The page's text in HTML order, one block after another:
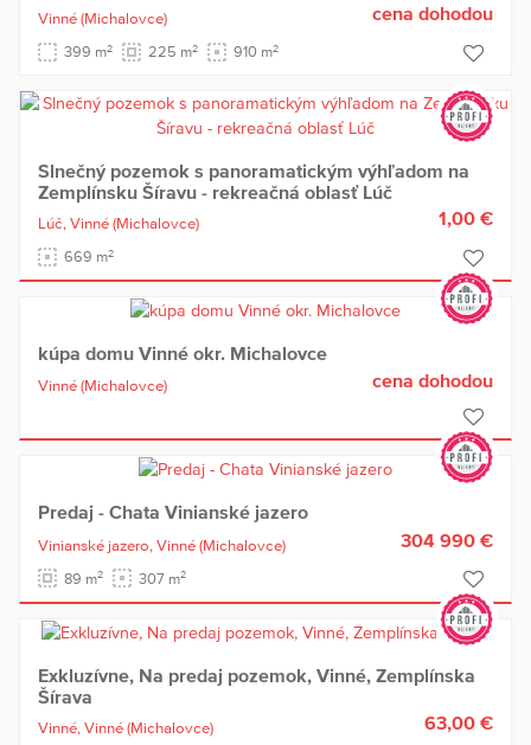
Vinné (Michalovce)
399 m2 225 m2 910 m2
cena dohodou
Slnečný pozemok s panoramatickým výhľadom na
Zemplínsku Šíravu - rekreačná oblasť Lúč
Lúč, Vinné (Michalovce)
669 m2
1,00 €
kúpa domu Vinné okr. Michalovce
Vinné (Michalovce) cena dohodou
Predaj - Chata Vinianské jazero
Vinianské jazero, Vinné (Michalovce)
89 m2 307 m2
304 990 €
Exkluzívne, Na predaj pozemok, Vinné, Zemplínska
Šírava
Vinné, Vinné (Michalovce)
63,00 €